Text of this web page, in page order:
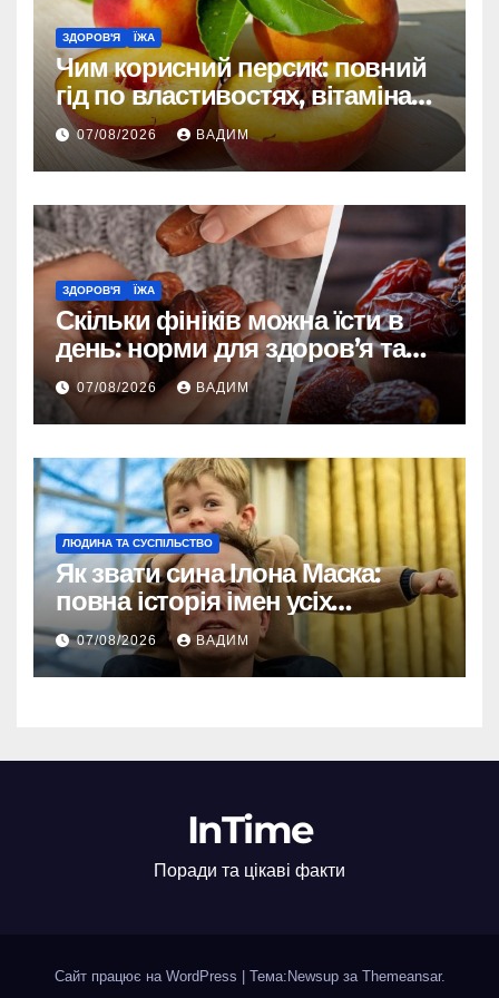
ЗДОРОВ'Я ЇЖА
Чим корисний персик: повний
гід по властивостях, вітамінах і
впливі на організм
07/08/2026 ВАДИМ
ЗДОРОВ'Я ЇЖА
Скільки фініків можна їсти в
день: норми для здоров’я та
енергії
07/08/2026 ВАДИМ
ЛЮДИНА ТА СУСПІЛЬСТВО
Як звати сина Ілона Маска:
повна історія імен усіх
хлопчиків мільярдера
07/08/2026 ВАДИМ
InTime
Поради та цікаві факти
Сайт працює на WordPress Тема:Newsup за Themeansar.